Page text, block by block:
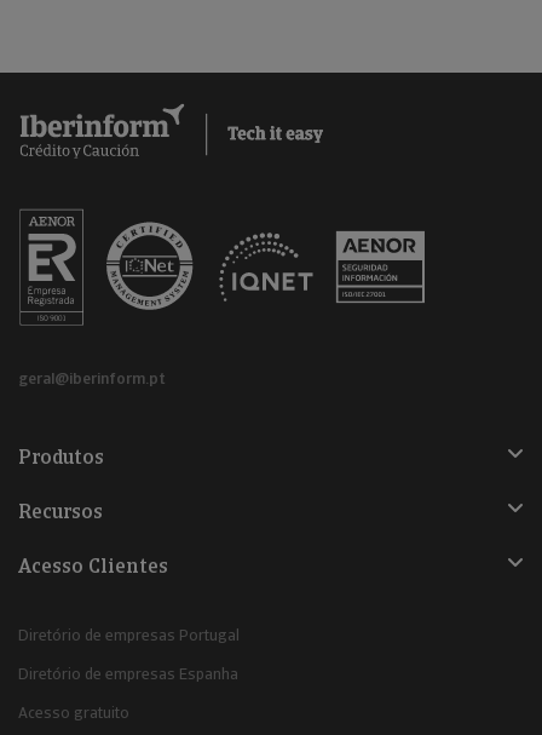
geral@iberinform.pt
Produtos
Recursos
Acesso Clientes
Diretório de empresas Portugal
Diretório de empresas Espanha
Acesso gratuito